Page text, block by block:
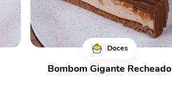
Doces
Bombom Gigante Recheado